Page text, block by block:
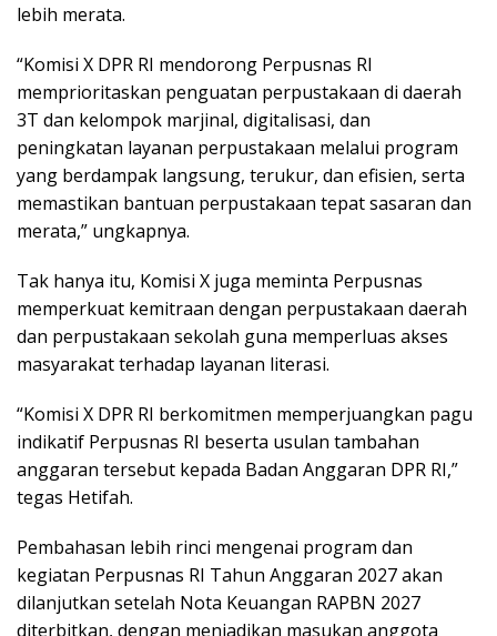
lebih merata.
“Komisi X DPR RI mendorong Perpusnas RI
memprioritaskan penguatan perpustakaan di daerah
3T dan kelompok marjinal, digitalisasi, dan
peningkatan layanan perpustakaan melalui program
yang berdampak langsung, terukur, dan efisien, serta
memastikan bantuan perpustakaan tepat sasaran dan
merata,” ungkapnya.
Tak hanya itu, Komisi X juga meminta Perpusnas
memperkuat kemitraan dengan perpustakaan daerah
dan perpustakaan sekolah guna memperluas akses
masyarakat terhadap layanan literasi.
“Komisi X DPR RI berkomitmen memperjuangkan pagu
indikatif Perpusnas RI beserta usulan tambahan
anggaran tersebut kepada Badan Anggaran DPR RI,”
tegas Hetifah.
Pembahasan lebih rinci mengenai program dan
kegiatan Perpusnas RI Tahun Anggaran 2027 akan
dilanjutkan setelah Nota Keuangan RAPBN 2027
diterbitkan, dengan menjadikan masukan anggota